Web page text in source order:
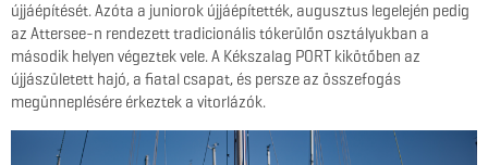
újjáépítését. Azóta a juniorok újjáépítették, augusztus legelején pedig
az Attersee-n rendezett tradicionális tókerülőn osztályukban a
második helyen végeztek vele. A Kékszalag PORT kikötőben az
újjászületett hajó, a fiatal csapat, és persze az összefogás
megünneplésére érkeztek a vitorlázók.